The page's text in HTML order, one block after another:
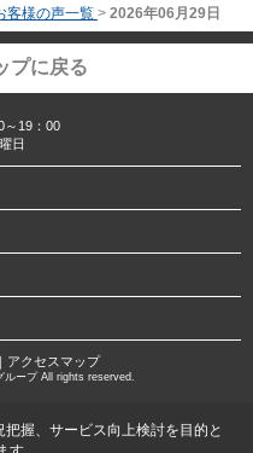
客様の声一覧 > 2026年06月29日
プに戻る
～19：00
日
アクセスマップ
ループ All rights reserved.
握、サービス向上検討を目的と